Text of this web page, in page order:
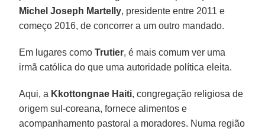
Michel Joseph Martelly, presidente entre 2011 e
começo 2016, de concorrer a um outro mandado.
Em lugares comoTrutier, é mais comum ver uma
irmã católica do que uma autoridade política eleita.
Aqui, a Kkottongnae Haiti, congregação religiosa de
origem sul-coreana, fornece alimentos e
acompanhamento pastoral a moradores. Numa região